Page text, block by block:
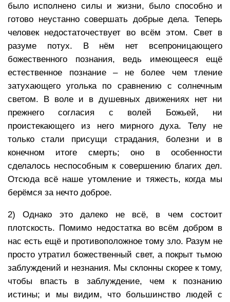
было исполнено силы и жизни, было способно и
готово неустанно совершать добрые дела. Теперь
человек недостаточествует во всём этом. Свет в
разуме потух. В нём нет всепроницающего
божественного познания, ведь имеющееся ещё
естественное познание – не более чем тление
затухающего уголька по сравнению с солнечным
светом. В воле и в душевных движениях нет ни
прежнего согласия с волей Божьей, ни
проистекающего из него мирного духа. Телу не
только стали присущи страдания, болезни и в
конечном итоге смерть; оно в особенности
сделалось неспособным к совершению благих дел.
Отсюда всё наше утомление и тяжесть, когда мы
берёмся за нечто доброе.
2) Однако это далеко не всё, в чем состоит
плотскость. Помимо недостатка во всём добром в
нас есть ещё и противоположное тому зло. Разум не
просто утратил божественный свет, а покрыт тьмою
заблуждений и незнания. Мы склонны скорее к тому,
чтобы впасть в заблуждение, чем к познанию
истины; и мы видим, что большинство людей с